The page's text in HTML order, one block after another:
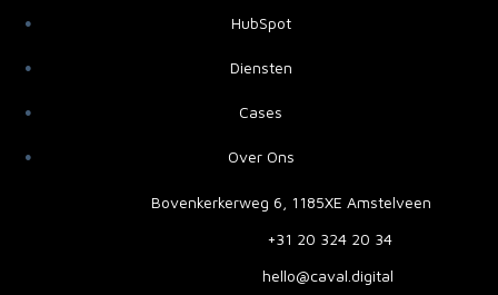
HubSpot
Diensten
Cases
Over Ons
Bovenkerkerweg 6, 1185XE Amstelveen
+31 20 324 20 34
hello@caval.digital